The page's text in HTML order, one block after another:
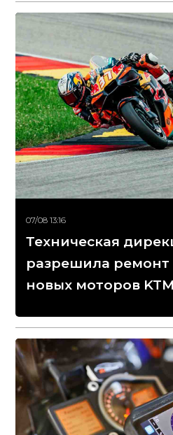
07/08 13:16
Техническая
разрешила ремонт
новых моторов KTM